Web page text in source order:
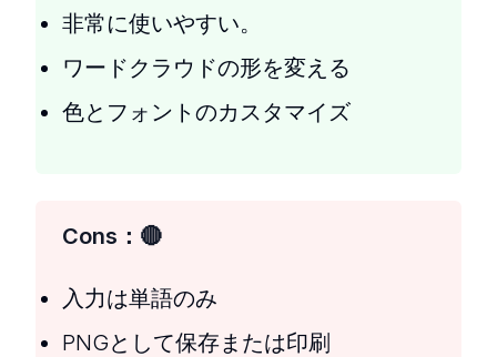
非常に使いやすい。
ワードクラウドの形を変える
色とフォントのカスタマイズ
Cons：
入力は単語のみ
PNGとして保存または印刷